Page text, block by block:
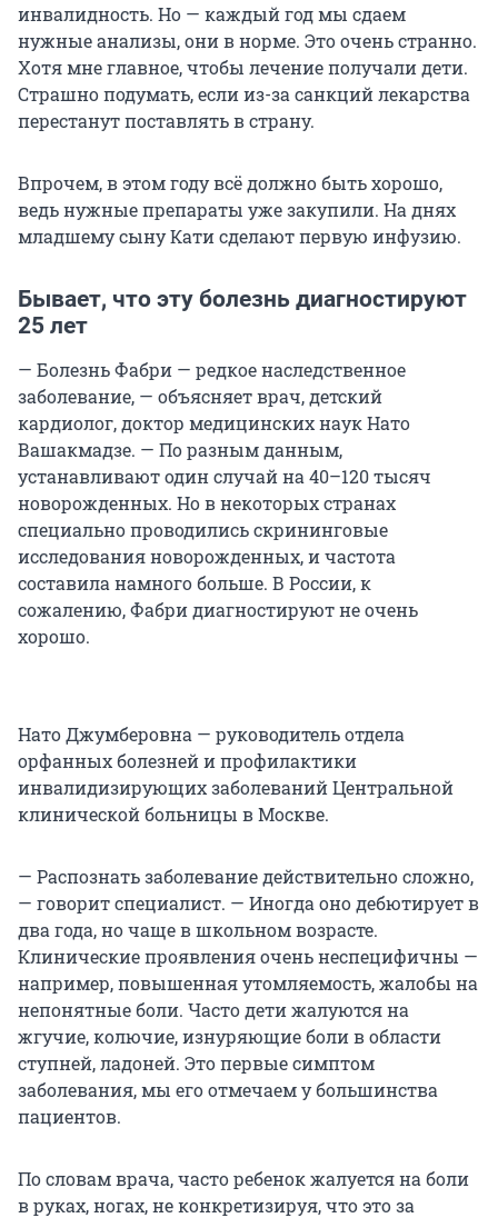
инвалидность. Но — каждый год мы сдаем
нужные анализы, они в норме. Это очень странно.
Хотя мне главное, чтобы лечение получали дети.
Страшно подумать, если из-за санкций лекарства
перестанут поставлять в страну.
Впрочем, в этом году всё должно быть хорошо,
ведь нужные препараты уже закупили. На днях
младшему сыну Кати сделают первую инфузию.
Бывает, что эту болезнь диагностируют
25 лет
— Болезнь Фабри — редкое наследственное
заболевание, — объясняет врач, детский
кардиолог, доктор медицинских наук Нато
Вашакмадзе. — По разным данным,
устанавливают один случай на 40–120 тысяч
новорожденных. Но в некоторых странах
специально проводились скрининговые
исследования новорожденных, и частота
составила намного больше. В России, к
сожалению, Фабри диагностируют не очень
хорошо.
Нато Джумберовна — руководитель отдела
орфанных болезней и профилактики
инвалидизирующих заболеваний Центральной
клинической больницы в Москве.
— Распознать заболевание действительно сложно,
— говорит специалист. — Иногда оно дебютирует в
два года, но чаще в школьном возрасте.
Клинические проявления очень неспецифичны —
например, повышенная утомляемость, жалобы на
непонятные боли. Часто дети жалуются на
жгучие, колючие, изнуряющие боли в области
ступней, ладоней. Это первые симптом
заболевания, мы его отмечаем у большинства
пациентов.
По словам врача, часто ребенок жалуется на боли
в руках, ногах, не конкретизируя, что это за